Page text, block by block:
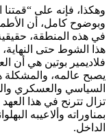
وهكذا، فإنه على “قمتنا
وبوضوح كامل، أن
في هذه المنطقة،
هذا الشوط حتى النهاية،
فلاديمير بوتين هي أن
يصبح عالمه، والمشكلة
السياسي والعسكري
تزال تترنح في هذا
بمناوراته وألاعيبه
الداخل.